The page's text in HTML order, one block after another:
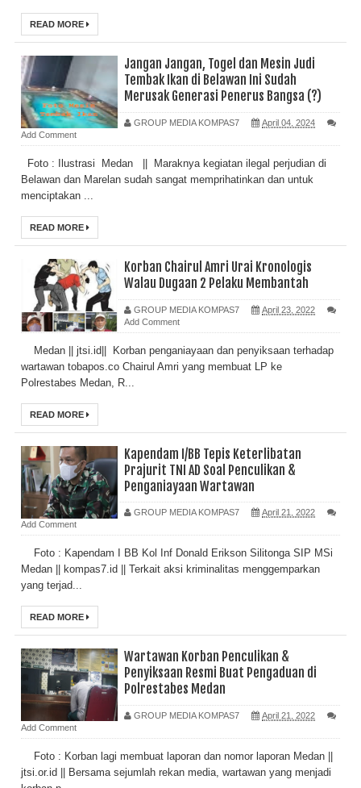
READ MORE
Jangan Jangan, Togel dan Mesin Judi
Tembak Ikan di Belawan Ini Sudah
Merusak Generasi Penerus Bangsa (?)
GROUP MEDIA KOMPAS7
April 04, 2024
Add Comment
Foto : Ilustrasi Medan || Maraknya kegiatan ilegal perjudian di
Belawan dan Marelan sudah sangat memprihatinkan dan untuk
menciptakan ...
READ MORE
Korban Chairul Amri Urai Kronologis
Walau Dugaan 2 Pelaku Membantah
GROUP MEDIA KOMPAS7
April 23, 2022
Add Comment
Medan || jtsi.id|| Korban penganiayaan dan penyiksaan terhadap
wartawan tobapos.co Chairul Amri yang membuat LP ke
Polrestabes Medan, R...
READ MORE
Kapendam I/BB Tepis Keterlibatan
Prajurit TNI AD Soal Penculikan &
Penganiayaan Wartawan
GROUP MEDIA KOMPAS7
April 21, 2022
Add Comment
Foto : Kapendam I BB Kol Inf Donald Erikson Silitonga SIP MSi
Medan || kompas7.id || Terkait aksi kriminalitas menggemparkan
yang terjad...
READ MORE
Wartawan Korban Penculikan &
Penyiksaan Resmi Buat Pengaduan di
Polrestabes Medan
GROUP MEDIA KOMPAS7
April 21, 2022
Add Comment
Foto : Korban lagi membuat laporan dan nomor laporan Medan ||
jtsi.or.id || Bersama sejumlah rekan media, wartawan yang menjadi